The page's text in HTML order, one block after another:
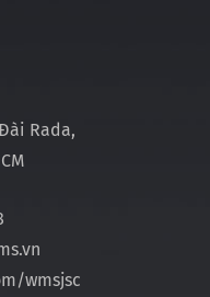
Rada,
wmsjsc